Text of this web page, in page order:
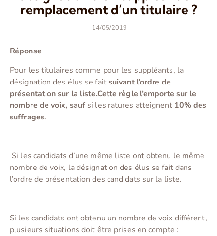
remplacement d’un titulaire ?
14/05/2019
Réponse
Pour les titulaires comme pour les suppléants, la
désignation des élus se faitsuivant l’ordre de
présentation sur la liste.Cette règle l’emporte sur le
nombre de voix, sauf si les ratures atteignent 10% des
suffrages.
Si les candidats d’une même liste ont obtenu le même
nombre de voix, la désignation des élus se fait dans
l’ordre de présentation des candidats sur la liste.
Si les candidats ont obtenu un nombre de voix différent,
plusieurs situations doit être prises en compte :